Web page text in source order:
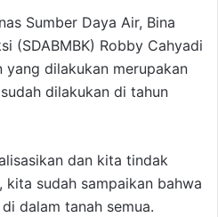
Sumber Daya Air, Bina
(SDABMBK) Robby Cahyadi
yang dilakukan merupakan
dilakukan di tahun
dan kita tindak
kita sudah sampaikan bahwa
dalam tanah semua.